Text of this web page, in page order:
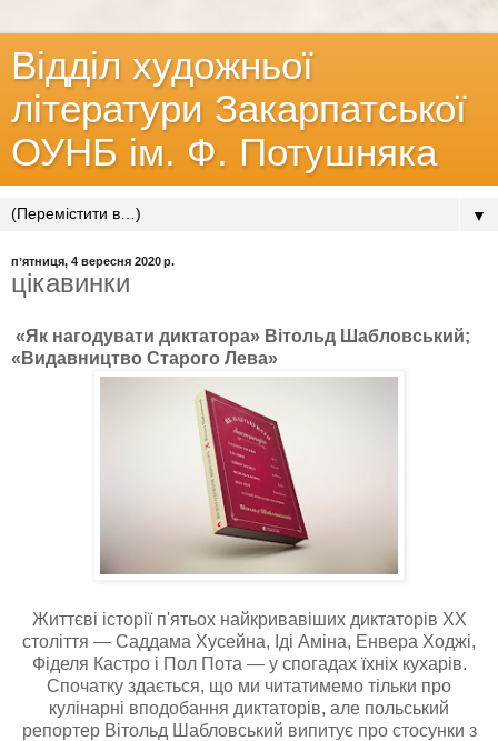
Відділ художньої
літератури Закарпатської
ОУНБ ім. Ф. Потушняка
▼
пʼятниця, 4 вересня 2020 р.
цікавинки
«Як нагодувати диктатора» Вітольд Шабловський;
«Видавництво Старого Лева»
Життєві історії п'ятьох найкривавіших диктаторів ХХ
століття — Саддама Хусейна, Іді Аміна, Енвера Ходжі,
Фіделя Кастро і Пол Пота — у спогадах їхніх кухарів.
Спочатку здається, що ми читатимемо тільки про
кулінарні вподобання диктаторів, але польський
репортер Вітольд Шабловський випитує про стосунки з